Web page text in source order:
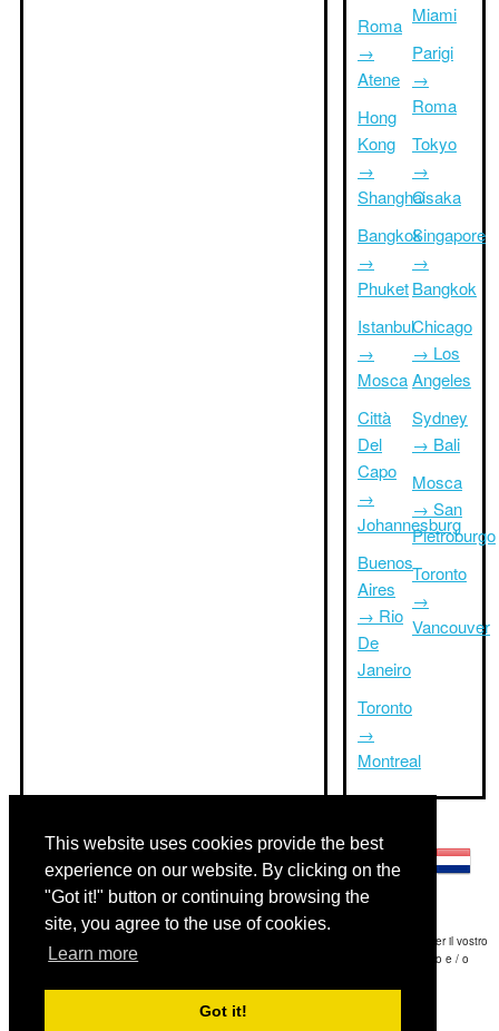
This website uses cookies provide the best
experience on our website. By clicking on the
"Got it!" button or continuing browsing the
site, you agree to the use of cookies.
Learn more
Got it!
Roma
→
Atene
Hong
Kong
→
Shanghai
Bangkok
→
Phuket
Istanbul
→
Mosca
Città
Del
Capo
→
Johannesburg
Buenos
Aires
→ Rio
De
Janeiro
Toronto
→
Montreal
Miami
Parigi
→
Roma
Tokyo
→
Osaka
Singapore
→
Bangkok
Chicago
→ Los
Angeles
Sydney
→ Bali
Mosca
→ San
Pietroburgo
Toronto
→
Vancouver
Disclaimer: Le informazioni visualizzate su questo sito è la nostra migliore stima e per il vostro
riferimento soltanto.Triptimeto.com non è responsabile di eventuali ritardi viaggio e / o